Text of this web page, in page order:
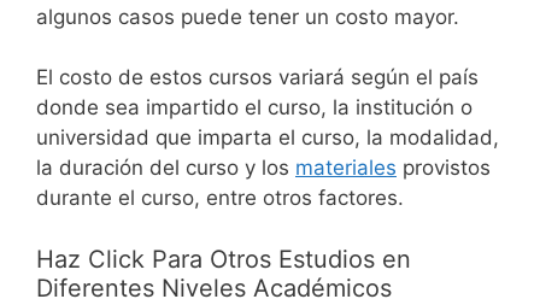
algunos casos puede tener un costo mayor.
El costo de estos cursos variará según el país
donde sea impartido el curso, la institución o
universidad que imparta el curso, la modalidad,
la duración del curso y los materiales provistos
durante el curso, entre otros factores.
Haz Click Para Otros Estudios en
Diferentes Niveles Académicos